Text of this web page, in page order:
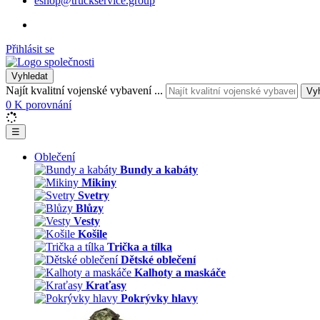
Přihlásit se
Vyhledat
Najít kvalitní vojenské vybavení ...
0 K porovnání
☰
Oblečení
Bundy a kabáty
Mikiny
Svetry
Blůzy
Vesty
Košile
Trička a tílka
Dětské oblečení
Kalhoty a maskáče
Kraťasy
Pokrývky hlavy